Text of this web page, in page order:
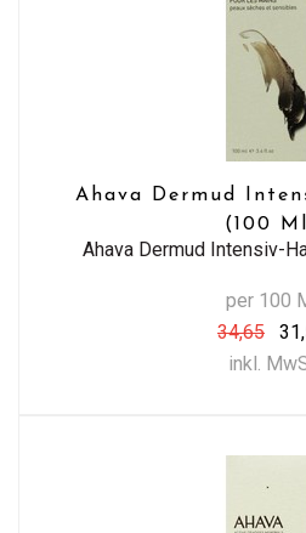
Ahava Dermud
(100
Ahava Dermud Intensiv-
per 100
34,65
inkl.